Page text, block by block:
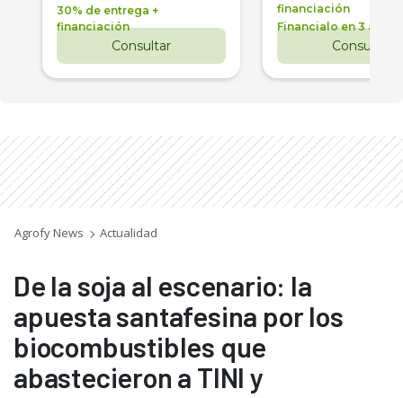
30% de entrega +
financiación
Consultar
financiación
Financialo en 3 años
Consultar
Agrofy News Actualidad
De la soja al escenario: la
apuesta santafesina por los
biocombustibles que
abastecieron a TINI y